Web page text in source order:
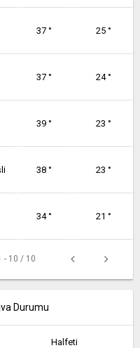
37 ° 25 °
37 ° 24 °
39 ° 23 °
38 ° 23 °
34 ° 21 °
- 10 / 10
Durumu
Halfeti